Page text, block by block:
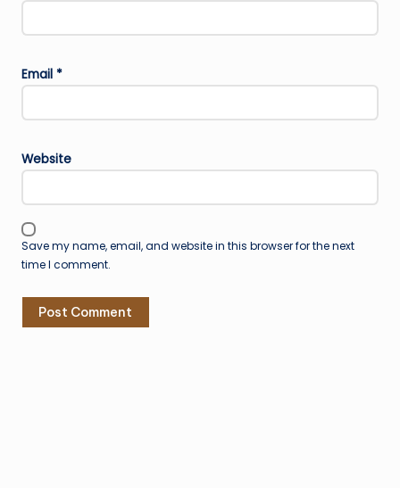
Email *
Website
Save my name, email, and website in this browser for the next
time I comment.